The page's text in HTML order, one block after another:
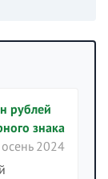
рублей
знака
2024